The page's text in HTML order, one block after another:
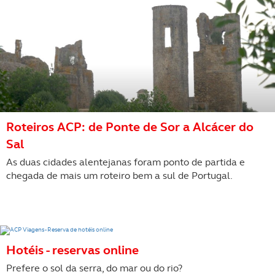
Roteiros ACP: de Ponte de Sor a Alcácer do
Sal
As duas cidades alentejanas foram ponto de partida e
chegada de mais um roteiro bem a sul de Portugal.
Hotéis - reservas online
Prefere o sol da serra, do mar ou do rio?